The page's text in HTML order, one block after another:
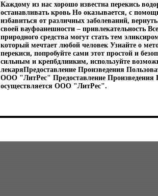
Каждому из нас хорошо известна перекись
останавливать кровь Но оказывается, с
избавиться от различных заболеваний,
своей вауфоанешности – привлекательность
природного средства могут стать тем
который мечтает любой человек Узнайте о
перекиси, попробуйте сами этот простой и
сильным и крепбдлииким, используйте
лекаряПредоставление Произведения
ООО "ЛитРес" Предоставление Произведения
осуществляется ООО "ЛитРес".